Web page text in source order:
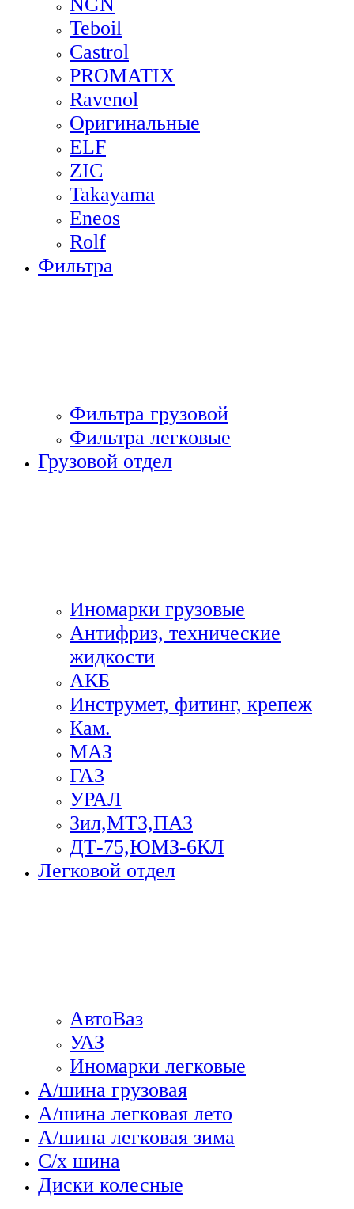
Teboil
Castrol
PROMATIX
Ravenol
Оригинальные
ELF
ZIC
Takayama
Eneos
Rolf
Фильтра
Фильтра грузовой
Фильтра легковые
Грузовой отдел
Иномарки грузовые
Антифриз, технические
жидкости
АКБ
Инструмет, фитинг, крепеж
Кам.
МАЗ
ГА3
УРАЛ
Зил,МТЗ,ПАЗ
ДТ-75,ЮМЗ-6КЛ
Легковой отдел
АвтоВаз
УАЗ
Иномарки легковые
А/шина грузовая
А/шина легковая лето
А/шина легковая зима
С/х шина
Диски колесные